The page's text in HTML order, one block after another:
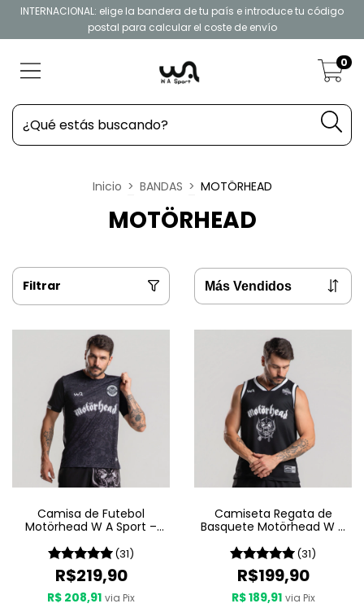
INTERNACIONAL: elige la bandera de tu país e introduce tu código
postal para calcular el coste de envío
0
Inicio > BANDAS > MOTÖRHEAD
MOTÖRHEAD
Filtrar
Camisa de Futebol
Motörhead W A Sport –
(31)
R$219,90
R$ 208,91 via Pix
Camiseta Regata de
Basquete Motörhead W A
(31)
R$199,90
R$ 189,91 via Pix